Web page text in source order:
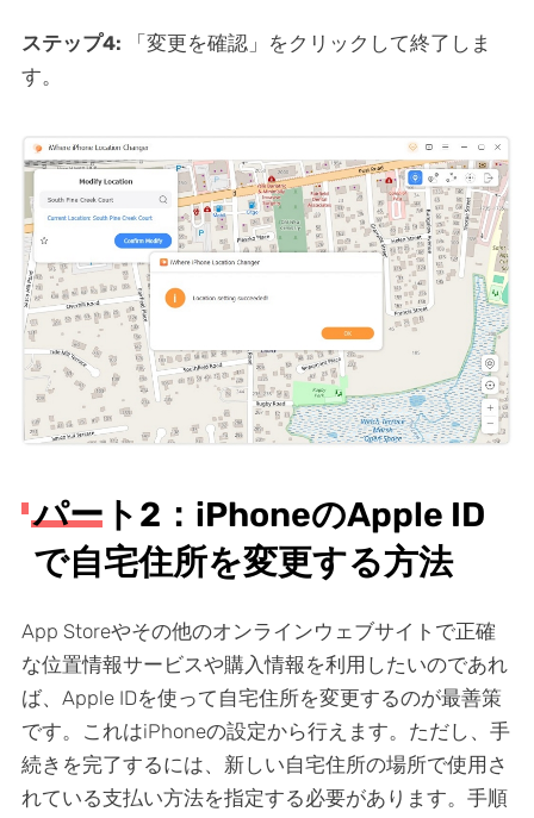
ステップ4:
「変更を確認」をクリックして終了しま
す。
パート2：iPhoneのApple ID
で自宅住所を変更する方法
App Storeやその他のオンラインウェブサイトで正確
な位置情報サービスや購入情報を利用したいのであれ
ば、Apple IDを使って自宅住所を変更するのが最善策
です。これはiPhoneの設定から行えます。ただし、手
続きを完了するには、新しい自宅住所の場所で使用さ
れている支払い方法を指定する必要があります。手順